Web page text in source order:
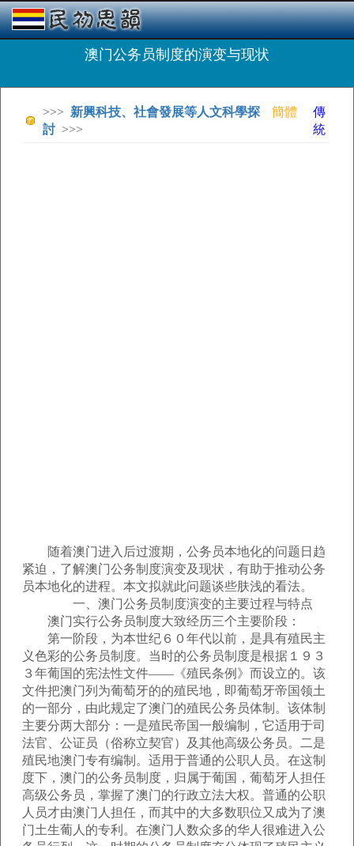
澳门公务员制度的演变与现状
>>> 新興科技、社會發展等人文科學探
討>>>
簡體
傳
統
随着澳门进入后过渡期，公务员本地化的问题日趋
紧迫，了解澳门公务制度演变及现状，有助于推动公务
员本地化的进程。本文拟就此问题谈些肤浅的看法。
一、澳门公务员制度演变的主要过程与特点
澳门实行公务员制度大致经历三个主要阶段：
第一阶段，为本世纪６０年代以前，是具有殖民主
义色彩的公务员制度。当时的公务员制度是根据１９３
３年葡国的宪法性文件——《殖民条例》而设立的。该
文件把澳门列为葡萄牙的的殖民地，即葡萄牙帝国领土
的一部分，由此规定了澳门的殖民公务员体制。该体制
主要分两大部分：一是殖民帝国一般编制，它适用于司
法官、公证员（俗称立契官）及其他高级公务员。二是
殖民地澳门专有编制。适用于普通的公职人员。在这制
度下，澳门的公务员制度，归属于葡国，葡萄牙人担任
高级公务员，掌握了澳门的行政立法大权。普通的公职
人员才由澳门人担任，而其中的大多数职位又成为了澳
门土生葡人的专利。在澳门人数众多的华人很难进入公